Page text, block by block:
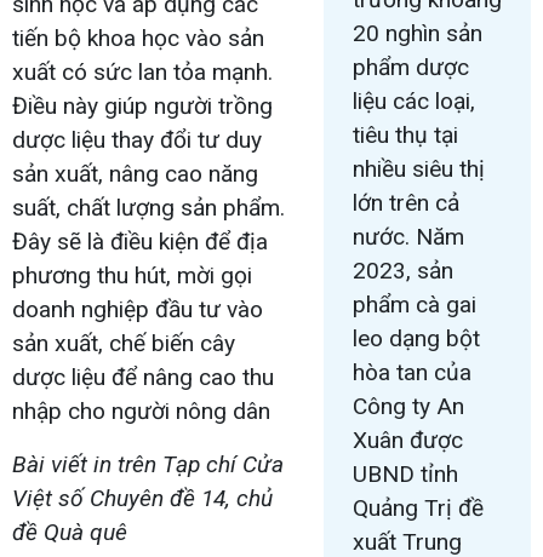
20 nghìn sản
phẩm dược
liệu các loại,
tiêu thụ tại
nhiều siêu thị
lớn trên cả
nước. Năm
2023, sản
phẩm cà gai
leo dạng bột
hòa tan của
Công ty An
Xuân được
UBND tỉnh
Quảng Trị đề
xuất Trung
tiến bộ khoa học vào sản
xuất có sức lan tỏa mạnh.
Điều này giúp người trồng
dược liệu thay đổi tư duy
sản xuất, nâng cao năng
suất, chất lượng sản phẩm.
Đây sẽ là điều kiện để địa
phương thu hút, mời gọi
doanh nghiệp đầu tư vào
sản xuất, chế biến cây
dược liệu để nâng cao thu
nhập cho người nông dân
Bài viết in trên Tạp chí Cửa
Việt số Chuyên đề 14, chủ
đề Quà quê